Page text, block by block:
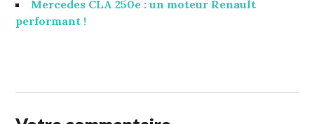
Mercedes CLA 250e : un moteur Renault
performant !